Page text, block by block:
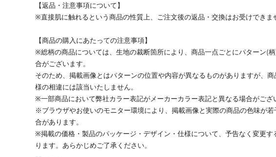
【返品・注意事項について】
※直接肌に触れるという商品の性質上、ご注文後の返品・交換はお受けできま
【商品の購入にあたっての注意事項】
※総柄の商品については、生地の裁断箇所により、商品一点ごとにパターン(
合がございます。
そのため、掲載画像とはパターンの位置や内容が異なるものがありますが、
様の相違には該当いたしません。
※一部商品において弊社カラー表記がメーカーカラー表記と異なる場合がござ
※ブラウザやお使いのモニター環境により、掲載画像と実際の商品の色味が若
合があります。
※掲載の価格・製品のパッケージ・デザイン・仕様について、予告なく変更す
ります。あらかじめご了承ください。